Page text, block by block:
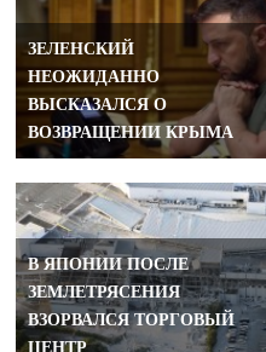
ЗЕЛЕНСКИЙ
НЕОЖИДАННО
ВЫСКАЗАЛСЯ О
ВОЗВРАЩЕНИИ КРЫМА
В ЯПОНИИ ПОСЛЕ
ЗЕМЛЕТРЯСЕНИЯ
ВЗОРВАЛСЯ ТОРГОВЫЙ
ЦЕНТР